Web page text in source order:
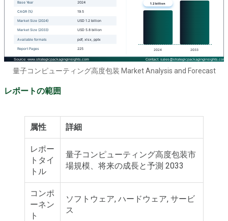
量子コンピューティング高度包装 Market Analysis and Forecast
レポートの範囲
属性 詳細
レポー
トタイ
トル
量子コンピューティング高度包装市
場規模、将来の成長と予測 2033
コンポ
ーネン
ト
ソフトウェア, ハードウェア, サービ
ス